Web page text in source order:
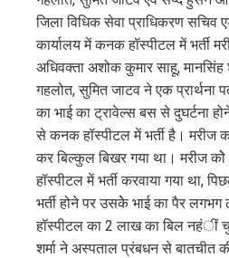
जिला विधिक सेवा प्राधिकरण सचिव
कार्यालय में कनक हॉस्पीटल में भर्ती
अधिवक्ता अशोक कुमार साहू, मानसिंह
गहलोत, सुमित जाटव ने एक प्रार्थना
का भाई का ट्रावेल्स बस से दुघर्टना
से कनक हॉस्पीटल में भर्ती है। मरीज
कर बिल्कुल बिखर गया था। मरीज
हॉस्पीटल में भर्ती करवाया गया था,
भर्ती होने पर उसकेे भाई का पैर लगभग
हॉस्पीटल का 2 लाख का बिल नहंीं
शर्मा ने अस्पताल प्रंबधन से बातचीत